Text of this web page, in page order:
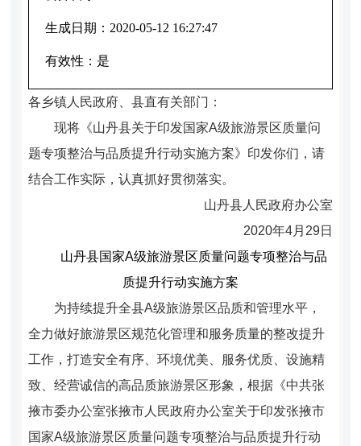
生成日期： 2020-05-12 16:27:47
有效性： 是
各乡镇人民政府、县直有关部门：
现将《山丹县关于印发国家A级旅游景区质量问
题专项整治与品质提升行动实施方案》印发你们，请
结合工作实际，认真抓好贯彻落实。
山丹县人民政府办公室
2020年4月29日
山丹县国家A级旅游景区质量问题专项整治与品
质提升行动实施方案
为持续提升全县A级旅游景区品质和管理水平，
全力做好旅游景区规范化管理和服务质量的整改提升
工作，打造安全有序、环境优美、服务优质、设施精
致、经营诚信的高品质旅游景区形象，根据《中共张
掖市委办公室张掖市人民政府办公室关于印发张掖市
国家A级旅游景区质量问题专项整治与品质提升行动